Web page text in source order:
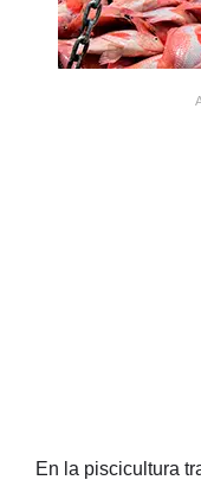
En la piscicultura